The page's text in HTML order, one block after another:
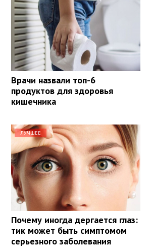
Врачи назвали топ-6
продуктов для здоровья
кишечника
ЛУЧШЕЕ
Почему иногда дергается глаз:
тик может быть симптомом
серьезного заболевания